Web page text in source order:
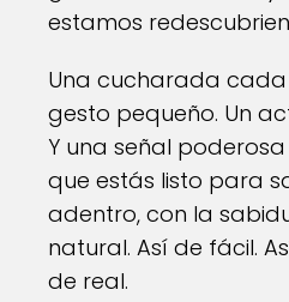
estamos
Una cucharada cada
gesto pequeño. Un
Y una señal
que estás listo para
adentro, con la
natural. Así de fácil.
de real.